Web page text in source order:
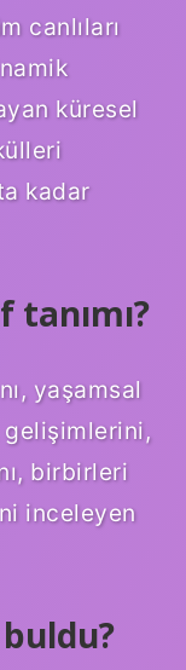
canlıları
küresel
kadar
tanımı?
yaşamsal
gelişimlerini,
birbirleri
inceleyen